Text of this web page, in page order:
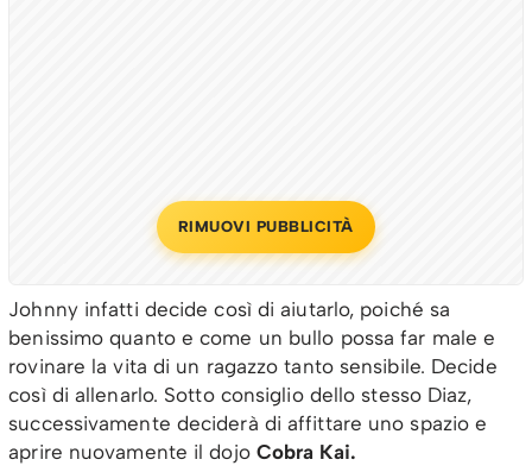
RIMUOVI PUBBLICITÀ
Johnny infatti decide così di aiutarlo, poiché sa
benissimo quanto e come un bullo possa far male e
rovinare la vita di un ragazzo tanto sensibile. Decide
così di allenarlo. Sotto consiglio dello stesso Diaz,
successivamente deciderà di affittare uno spazio e
aprire nuovamente il dojo Cobra Kai.